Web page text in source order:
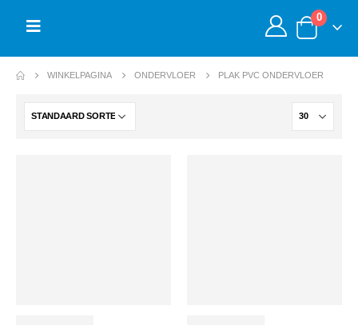
0
WINKELPAGINA ONDERVLOER PLAK PVC ONDERVLOER